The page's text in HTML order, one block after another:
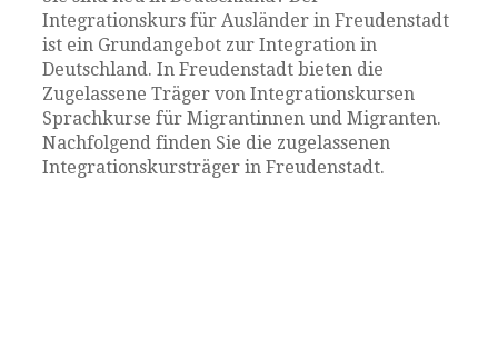
Integrationskurs für Ausländer in Freudenstadt
ist ein Grundangebot zur Integration in
Deutschland. In Freudenstadt bieten die
Zugelassene Träger von Integrationskursen
Sprachkurse für Migrantinnen und Migranten.
Nachfolgend finden Sie die zugelassenen
Integrationskursträger in Freudenstadt.